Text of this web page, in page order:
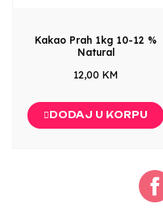
Kakao Prah 1kg 10-12 %
Natural
12,00 KM
DODAJ U KORPU